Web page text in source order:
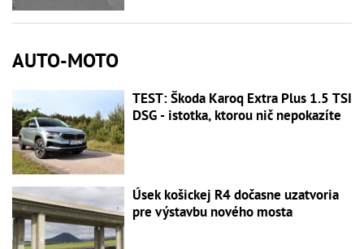
AUTO-MOTO
TEST: Škoda Karoq Extra Plus 1.5 TSI
DSG - istotka, ktorou nič nepokazíte
Úsek košickej R4 dočasne uzatvoria
pre výstavbu nového mosta